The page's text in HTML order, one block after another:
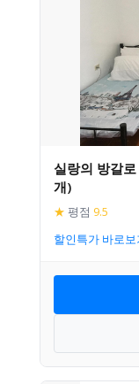
실랑의 방갈
개)
★ 평점 9.5
할인특가 바로보